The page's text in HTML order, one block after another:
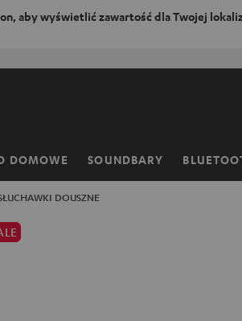
aby wyświetlić zawartość dla Twojej
DOMOWE SOUNDBARY
DOUSZNE